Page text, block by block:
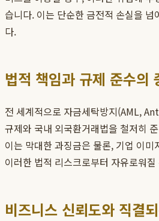
습니다. 이는 단순한 금전적 손실을
다.
법적 책임과 규제 준수의
전 세계적으로 자금세탁방지(AML,
규제와 국내 외국환거래법을 철저히
이는 막대한 과징금은 물론, 기업 이
이러한 법적 리스크로부터 자유로워
비즈니스 신뢰도와 직결